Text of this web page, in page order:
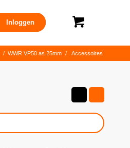
Inloggen
/ WWR VP50 as 25mm / Accessoires